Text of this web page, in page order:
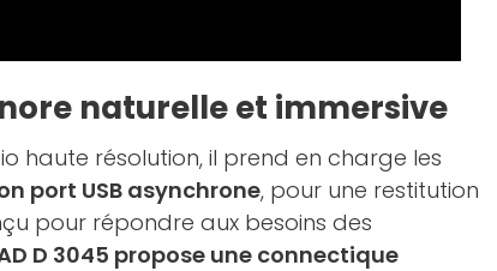
naturelle et immersive
haute résolution, il prend en charge les
port USB asynchrone, pour une restitution
pour répondre aux besoins des
D 3045 propose une connectique